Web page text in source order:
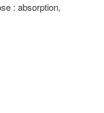
: absorption,